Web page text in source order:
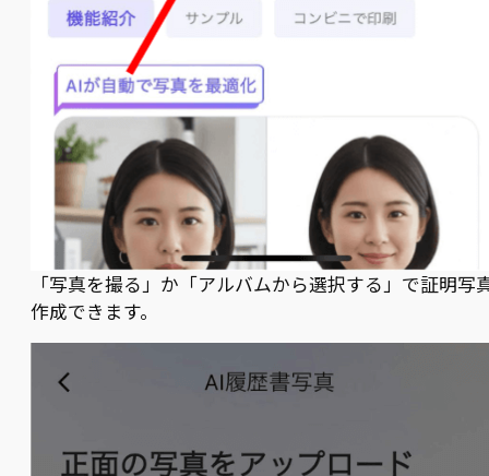
「写真を撮る」か「アルバムから選択する」で証明写
作成できます。